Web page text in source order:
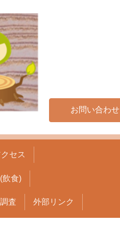
お問い合わせ
セス
飲食)
査 外部リンク